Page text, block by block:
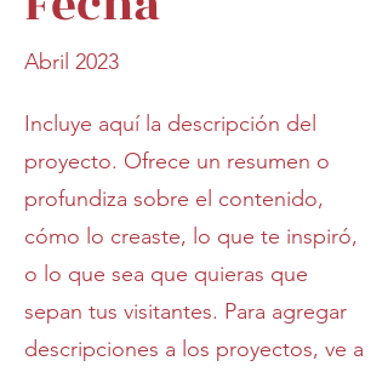
Abril 2023
Incluye aquí la descripción del
proyecto. Ofrece un resumen o
profundiza sobre el contenido,
cómo lo creaste, lo que te inspiró,
o lo que sea que quieras que
sepan tus visitantes. Para agregar
descripciones a los proyectos, ve a